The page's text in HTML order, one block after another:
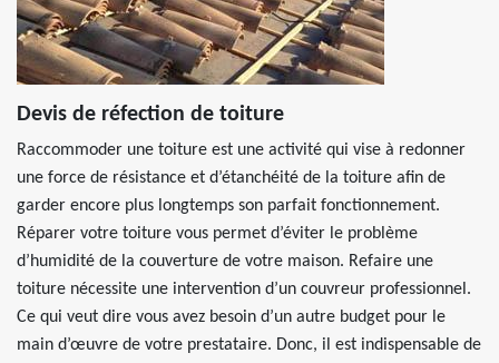
Devis de réfection de toiture
Raccommoder une toiture est une activité qui vise à redonner
une force de résistance et d’étanchéité de la toiture afin de
garder encore plus longtemps son parfait fonctionnement.
Réparer votre toiture vous permet d’éviter le problème
d’humidité de la couverture de votre maison. Refaire une
toiture nécessite une intervention d’un couvreur professionnel.
Ce qui veut dire vous avez besoin d’un autre budget pour le
main d’œuvre de votre prestataire. Donc, il est indispensable de